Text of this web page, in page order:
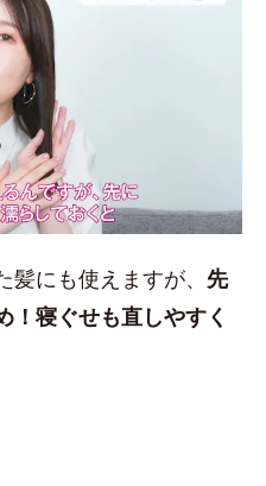
にも使えますが、 先
！寝ぐせも直しやすく